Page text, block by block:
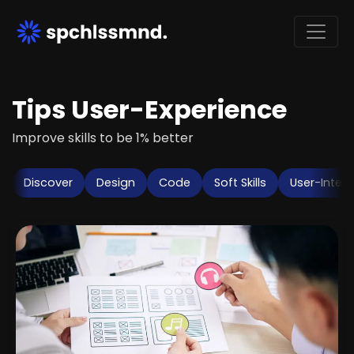
Tips User-Experience
Improve skills to be 1% better
Discover Design Code Soft Skills User-